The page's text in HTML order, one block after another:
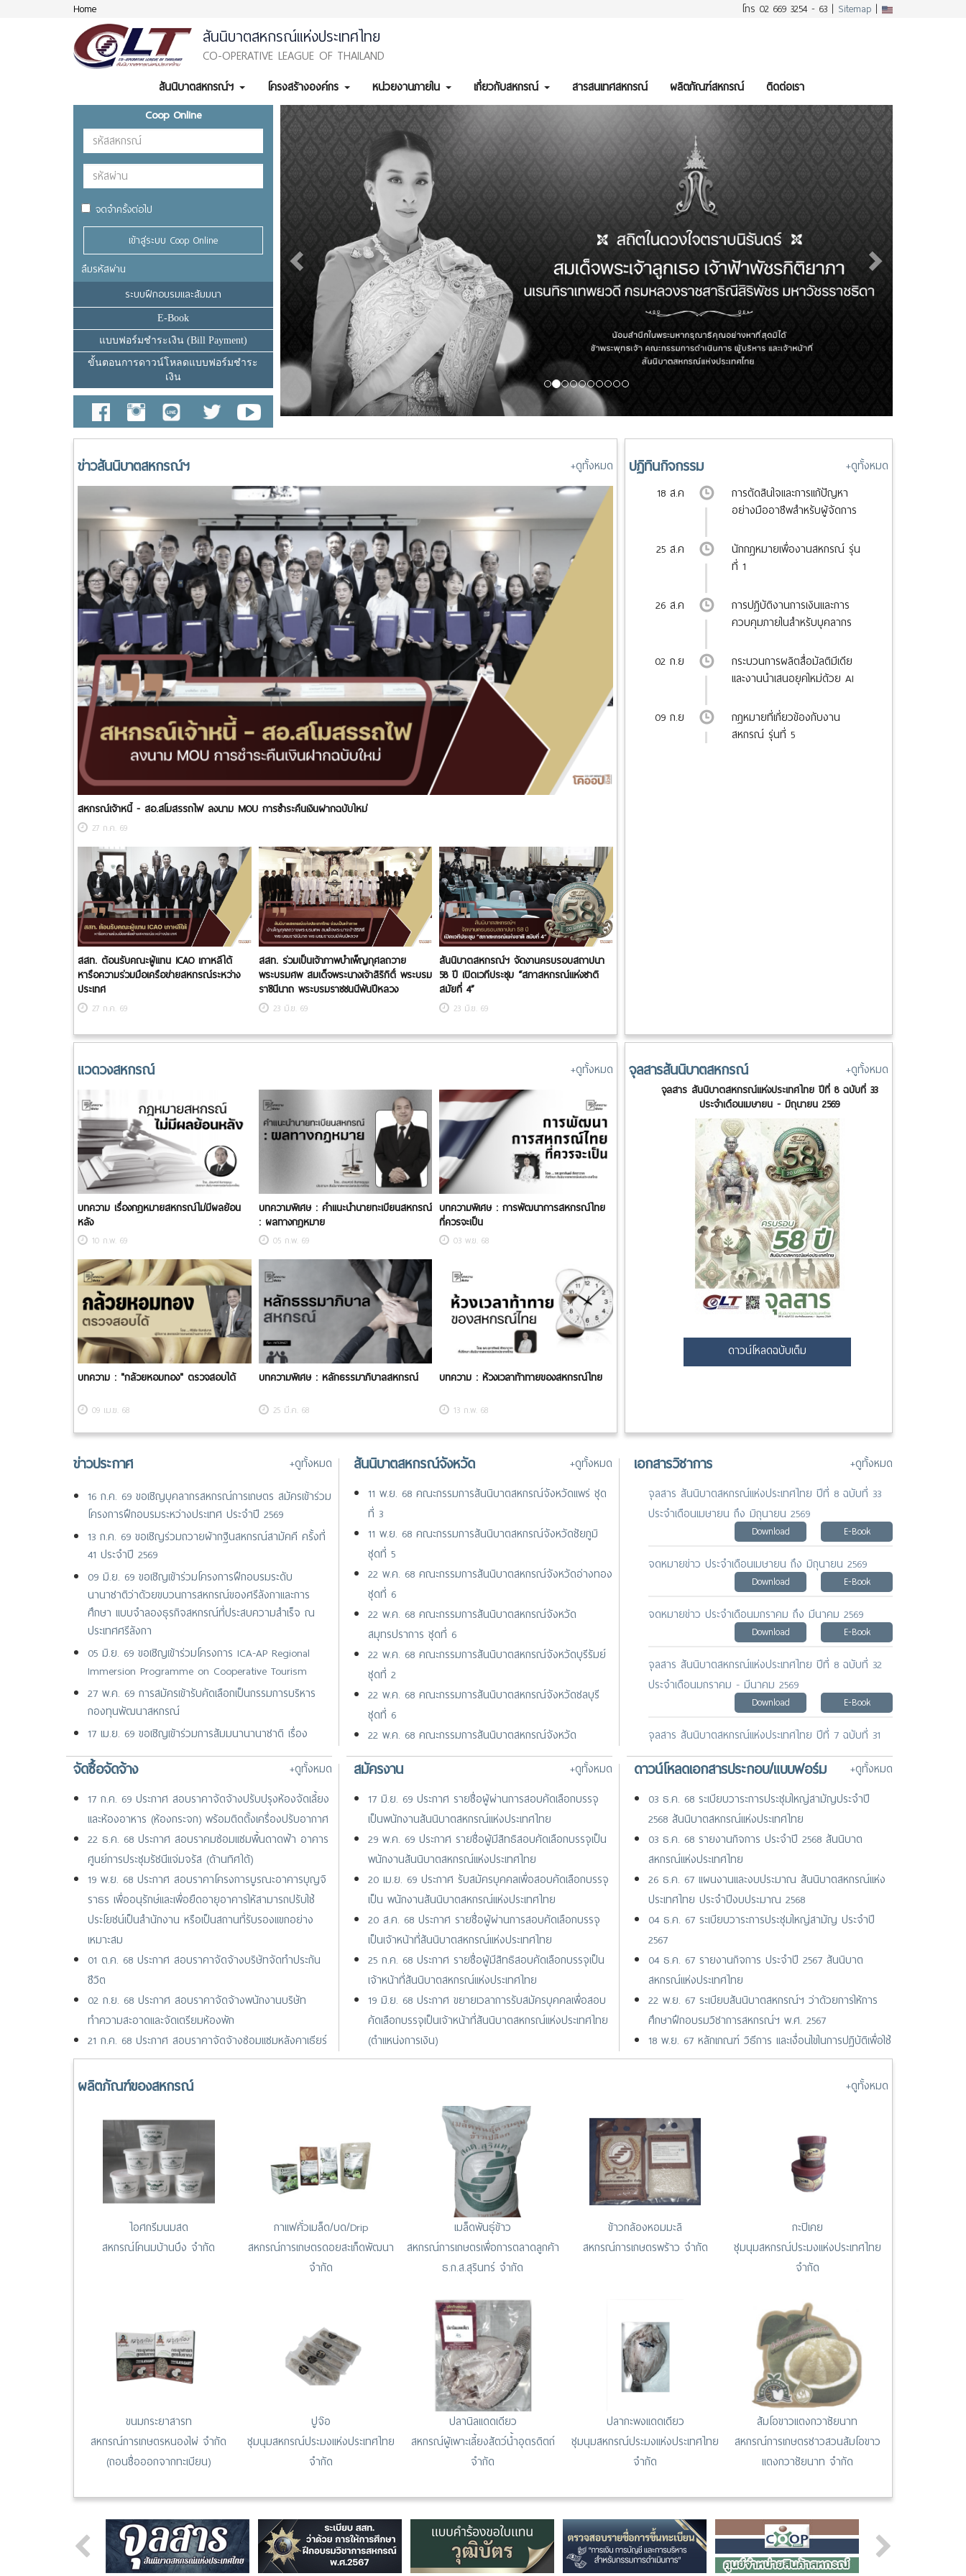
Home โทร 02 669 3254 - 63 | Sitemap |
สันนิบาตสหกรณ์แห่งประเทศไทย
CO-OPERATIVE LEAGUE OF THAILAND
สันนิบาตสหกรณ์ฯ โครงสร้างองค์กร หน่วยงานภายใน เกี่ยวกับสหกรณ์ สารสนเทศสหกรณ์ ผลิตภัณฑ์สหกรณ์
ติดต่อเรา
Previous
Next
Coop Online
จดจำครั้งต่อไป
เข้าสู่ระบบ Coop Online
ลืมรหัสผ่าน
ระบบฝึกอบรมและสัมมนา
E-Book
แบบฟอร์มชำระเงิน (Bill Payment)
ขั้นตอนการดาวน์โหลดแบบฟอร์มชำระ
เงิน
ข่าวสันนิบาตสหกรณ์ฯ +ดูทั้งหมด
สหกรณ์เจ้าหนี้ - สอ.สโมสรรถไฟ ลงนาม MOU การชำระคืนเงินฝากฉบับใหม่
27 ก.ค. 69
สสท. ต้อนรับคณะผู้แทน ICAO เกาหลีใต้
หารือความร่วมมือเครือข่ายสหกรณ์ระหว่าง
ประเทศ
27 ก.ค. 69
สสท. ร่วมเป็นเจ้าภาพบำเพ็ญกุศลถวาย
พระบรมศพ สมเด็จพระนางเจ้าสิริกิติ์ พระบรม
ราชินีนาถ พระบรมราชชนนีพันปีหลวง
23 มิ.ย. 69
สันนิบาตสหกรณ์ฯ จัดงานครบรอบสถาปนา
58 ปี เปิดเวทีประชุม “สภาสหกรณ์แห่งชาติ
สมัยที่ 4”
23 มิ.ย. 69
ปฏิทินกิจกรรม
+ดูทั้งหมด
18 ส.ค.
การตัดสินใจและการแก้ปัญหา
อย่างมืออาชีพสำหรับผู้จัดการ
25 ส.ค.
นักกฎหมายเพื่องานสหกรณ์ รุ่น
ที่ 1
26 ส.ค.
การปฏิบัติงานการเงินและการ
ควบคุมภายในสำหรับบุคลากร
02 ก.ย.
กระบวนการผลิตสื่อมัลติมีเดีย
และงานนำเสนอยุคใหม่ด้วย AI
09 ก.ย.
กฎหมายที่เกี่ยวข้องกับงาน
สหกรณ์ รุ่นที่ 5
แวดวงสหกรณ์ +ดูทั้งหมด
บทความ เรื่องกฎหมายสหกรณ์ไม่มีผลย้อน
หลัง
10 ก.พ. 69
บทความพิเศษ : คำแนะนำนายทะเบียนสหกรณ์
: ผลทางกฎหมาย
05 ก.พ. 69
บทความพิเศษ : การพัฒนาการสหกรณ์ไทย
ที่ควรจะเป็น
03 พ.ย. 68
บทความ : ​"กล้วยหอมทอง" ตรวจสอบได้
09 เม.ย. 68
บทความพิเศษ : ​หลักธรรมาภิบาลสหกรณ์
25 มี.ค. 68
บทความ : ห้วงเวลาท้าทายของสหกรณ์ไทย
13 ก.พ. 68
จุลสารสันนิบาตสหกรณ์ +ดูทั้งหมด
จุลสาร สันนิบาตสหกรณ์แห่งประเทศไทย ปีที่ 8 ฉบับที่ 33
ประจำเดือนเมษายน - มิถุนายน 2569
ดาวน์โหลดฉบับเต็ม
ข่าวประกาศ
+ดูทั้งหมด
16 ก.ค. 69 ขอเชิญบุคลากรสหกรณ์การเกษตร สมัครเข้าร่วม
โครงการฝึกอบรมระหว่างประเทศ ประจำปี 2569
13 ก.ค. 69 ขอเชิญร่วมถวายผ้ากฐินสหกรณ์สามัคคี ครั้งที่
41 ประจำปี 2569
09 มิ.ย. 69 ขอเชิญเข้าร่วมโครงการฝึกอบรมระดับ
นานาชาติว่าด้วยขบวนการสหกรณ์ของศรีลังกาและการ
ศึกษา แบบจำลองธุรกิจสหกรณ์ที่ประสบความสำเร็จ ณ
ประเทศศรีลังกา
05 มิ.ย. 69 ขอเชิญเข้าร่วมโครงการ ICA-AP Regional
Immersion Programme on Cooperative Tourism
27 พ.ค. 69 การสมัครเข้ารับคัดเลือกเป็นกรรมการบริหาร
กองทุนพัฒนาสหกรณ์
17 เม.ย. 69 ขอเชิญเข้าร่วมการสัมมนานานาชาติ เรื่อง
“GP+ Immunisation Symposium 2026 : The Power of
Vaccination in Primary Care” จัดโดย GP+ Co-operative
25 มี.ค. 69 ขอเชิญเสนอชื่อเกษตรกรสตรีเข้าร่วมการประชุม
ระดับภูมิภาคเอเชีย-แปซิฟิก
02 ก.พ. 69 วันสหกรณ์แห่งชาติ ประจำปี 2569
สันนิบาตสหกรณ์จังหวัด
+ดูทั้งหมด
11 พ.ย. 68 คณะกรรมการสันนิบาตสหกรณ์จังหวัดแพร่ ชุด
ที่ 3
11 พ.ย. 68 คณะกรรมการสันนิบาตสหกรณ์จังหวัดชัยภูมิ
ชุดที่ 5
22 พ.ค. 68 คณะกรรมการสันนิบาตสหกรณ์จังหวัดอ่างทอง
ชุดที่ 6
22 พ.ค. 68 คณะกรรมการสันนิบาตสหกรณ์จังหวัด
สมุทรปราการ ชุดที่ 6
22 พ.ค. 68 คณะกรรมการสันนิบาตสหกรณ์จังหวัดบุรีรัมย์
ชุดที่ 2
22 พ.ค. 68 คณะกรรมการสันนิบาตสหกรณ์จังหวัดชลบุรี
ชุดที่ 6
22 พ.ค. 68 คณะกรรมการสันนิบาตสหกรณ์จังหวัด
กำแพงเพชร ชุดที่ 2
31 มี.ค. 68 ประธานฯ สสท. เปิดอบรมผู้นำกับการบริหาร
กิจการสหกรณ์ยุคใหม่ฯ (28 มีนาคม 2568)
เอกสารวิชาการ
+ดูทั้งหมด
จุลสาร สันนิบาตสหกรณ์แห่งประเทศไทย ปีที่ 8 ฉบับที่ 33
ประจำเดือนเมษายน ถึง มิถุนายน 2569
Download E-Book
จดหมายข่าว ประจำเดือนเมษายน ถึง มิถุนายน 2569
Download E-Book
จดหมายข่าว ประจำเดือนมกราคม ถึง มีนาคม 2569
Download E-Book
จุลสาร สันนิบาตสหกรณ์แห่งประเทศไทย ปีที่ 8 ฉบับที่ 32
ประจำเดือนมกราคม - มีนาคม 2569
Download E-Book
จุลสาร สันนิบาตสหกรณ์แห่งประเทศไทย ปีที่ 7 ฉบับที่ 31
ประจำเดือนธันวาคม 2568
Download E-Book
จดหมายข่าว ประจำเดือนพฤศจิกายน 2568
Download
จัดซื้อจัดจ้าง
+ดูทั้งหมด
17 ก.ค. 69 ประกาศ สอบราคาจัดจ้างปรับปรุงห้องจัดเลี้ยง
และห้องอาหาร (ห้องกระจก) พร้อมติดตั้งเครื่องปรับอากาศ
22 ธ.ค. 68 ประกาศ สอบราคมซ่อมแซมพื้นดาดฟ้า อาคาร
ศูนย์การประชุมรัชนีแจ่มจรัส (ด้านทิศใต้)
19 พ.ย. 68 ประกาศ สอบราคาโครงการบูรณะอาคารบุญจิ
ราธร เพื่ออนุรักษ์และเพื่อยืดอายุอาคารให้สามารถปรับใช้
ประโยชน์เป็นสำนักงาน หรือเป็นสถานที่รับรองแขกอย่าง
เหมาะสม
01 ต.ค. 68 ประกาศ สอบราคาจัดจ้างบริษัทจัดทำประกัน
ชีวิต
02 ก.ย. 68 ประกาศ สอบราคาจัดจ้างพนักงานบริษัท
ทำความสะอาดและจัดเตรียมห้องพัก
21 ก.ค. 68 ประกาศ สอบราคาจัดจ้างซ่อมแซมหลังคาเธียร์
เตอร์และดาดฟ้า ชั้น 2 ศูนย์การประชุมรัชนีแจ่มจรัส
28 เม.ย. 68 ประกาศ สอบราคาก่อสร้างโรงจอดรถ (บริเวณ
สหกรณ์ไทย)
25 เม.ย. 68 ประกาศ ยกเลิกประกาศสอบราคาก่อสร้างโรง
จอดรถ (บริเวณลานหน้าพระอนุสาวรีย์พระบิดา และหน้า
ศูนย์แสดงสินค้าฯ)
สมัครงาน
+ดูทั้งหมด
17 มิ.ย. 69 ประกาศ รายชื่อผู้ผ่านการสอบคัดเลือกบรรจุ
เป็นพนักงานสันนิบาตสหกรณ์แห่งประเทศไทย
29 พ.ค. 69 ประกาศ รายชื่อผู้มีสิทธิสอบคัดเลือกบรรจุเป็น
พนักงานสันนิบาตสหกรณ์แห่งประเทศไทย
20 เม.ย. 69 ประกาศ รับสมัครบุคคลเพื่อสอบคัดเลือกบรรจุ
เป็น พนักงานสันนิบาตสหกรณ์แห่งประเทศไทย
20 ส.ค. 68 ประกาศ รายชื่อผู้ผ่านการสอบคัดเลือกบรรจุ
เป็นเจ้าหน้าที่สันนิบาตสหกรณ์แห่งประเทศไทย
25 ก.ค. 68 ประกาศ รายชื่อผู้มีสิทธิสอบคัดเลือกบรรจุเป็น
เจ้าหน้าที่สันนิบาตสหกรณ์แห่งประเทศไทย
19 มิ.ย. 68 ประกาศ ขยายเวลาการรับสมัครบุคคลเพื่อสอบ
คัดเลือกบรรจุเป็นเจ้าหน้าที่สันนิบาตสหกรณ์แห่งประเทศไทย
(ตำแหน่งการเงิน)
15 พ.ค. 68 ประกาศ การรับสมัครบุคคลเพื่อสอบคัดเลือก
24 มิ.ย. 67 ประกาศ รายชื่อผู้ผ่านการสอบคัดเลือกบรรจุ
เป็นเจ้าหน้าที่และพนักงานสันนิบาตสหกรณ์แห่งประเทศไทย
ดาวน์โหลดเอกสารประกอบ/แบบฟอร์ม
+ดูทั้งหมด
03 ธ.ค. 68 ระเบียบวาระการประชุมใหญ่สามัญประจำปี
2568 สันนิบาตสหกรณ์แห่งประเทศไทย
03 ธ.ค. 68 รายงานกิจการ ประจำปี 2568 สันนิบาต
สหกรณ์แห่งประเทศไทย
26 ธ.ค. 67 แผนงานและงบประมาณ สันนิบาตสหกรณ์แห่ง
ประเทศไทย ประจำปีงบประมาณ 2568
04 ธ.ค. 67 ระเบียบวาระการประชุมใหญ่สามัญ ประจำปี
2567
04 ธ.ค. 67 รายงานกิจการ ประจำปี 2567 สันนิบาต
สหกรณ์แห่งประเทศไทย
22 พ.ย. 67 ระเบียบสันนิบาตสหกรณ์ฯ ว่าด้วยการให้การ
ศึกษาฝึกอบรมวิชาการสหกรณ์ฯ พ.ศ. 2567
18 พ.ย. 67 หลักเกณฑ์ วิธีการ และเงื่อนไขในการปฏิบัติเพื่อใช้
เครื่องหมายตราสัญลักษณ์ “COOP”
13 มี.ค. 67 ระเบียบสันนิบาตสหกรณ์ฯ ว่าด้วยสันนิบาต
ผลิตภัณฑ์ของสหกรณ์ +ดูทั้งหมด
ไอศกรีมนมสด
สหกรณ์โคนมบ้านบึง จำกัด
กาแฟคั่วเมล็ด/บด/Drip
สหกรณ์การเกษตรดอยสะเก็ดพัฒนา
จำกัด
เมล็ดพันธุ์ข้าว
สหกรณ์การเกษตรเพื่อการตลาดลูกค้า
ธ.ก.ส.สุรินทร์ จำกัด
ข้าวกล้องหอมมะลิ
สหกรณ์การเกษตรพร้าว จำกัด
กะปิเคย
ชุมนุมสหกรณ์ประมงแห่งประเทศไทย
จำกัด
ขนมกระยาสารท
สหกรณ์การเกษตรหนองไผ่ จำกัด
(ถอนชื่อออกจากทะเบียน)
ปูจ๊อ
ชุมนุมสหกรณ์ประมงแห่งประเทศไทย
จำกัด
ปลานิลแดดเดียว
สหกรณ์ผู้เพาะเลี้ยงสัตว์น้ำอุตรดิตถ์
จำกัด
ปลากะพงแดดเดียว
ชุมนุมสหกรณ์ประมงแห่งประเทศไทย
จำกัด
ส้มโอขาวแตงกวาชัยนาท
สหกรณ์การเกษตรชาวสวนส้มโอขาว
แตงกวาชัยนาท จำกัด